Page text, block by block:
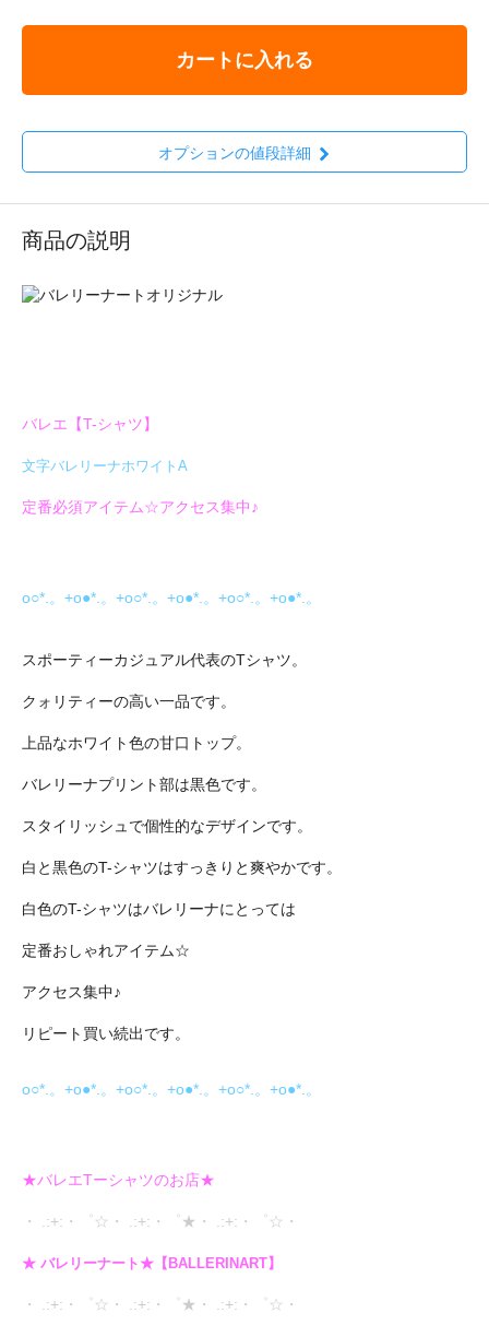
カートに入れる
オプションの値段詳細
商品の説明
バレエ【T-シャツ】
文字バレリーナホワイトA
定番必須アイテム☆アクセス集中♪
o○*.。+o●*.。+o○*.。+o●*.。+o○*.。+o●*.。
スポーティーカジュアル代表のTシャツ。
クォリティーの高い一品です。
上品なホワイト色の甘口トップ。
バレリーナプリント部は黒色です。
スタイリッシュで個性的なデザインです。
白と黒色のT-シャツはすっきりと爽やかです。
白色のT-シャツはバレリーナにとっては
定番おしゃれアイテム☆
アクセス集中♪
リピート買い続出です。
o○*.。+o●*.。+o○*.。+o●*.。+o○*.。+o●*.。
★バレエTーシャツのお店★
・ .:+:・゜☆・ .:+:・゜★・ .:+:・゜☆・
★ バレリーナート★【BALLERINART】
・ .:+:・゜☆・ .:+:・゜★・ .:+:・゜☆・